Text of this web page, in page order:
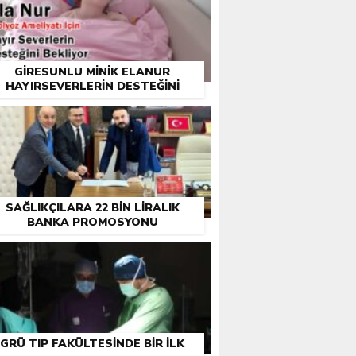
GIRESUNLU MINIK ELANUR
HAYIRSEVERLERIN DESTEĞINI
SAĞLIKÇILARA 22 BIN LIRALIK
BANKA PROMOSYONU
GRÜ TIP FAKÜLTESINDE BIR ILK